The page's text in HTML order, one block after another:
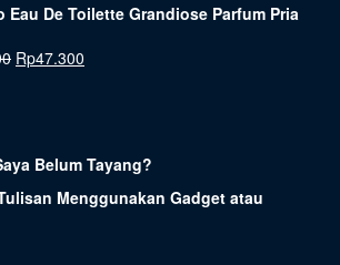
Eau De Toilette Grandiose Parfum Pria
Rp47.300
Belum Tayang?
Menggunakan Gadget atau